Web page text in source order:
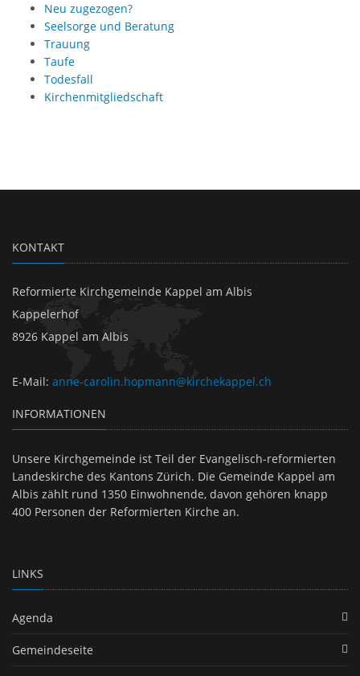
Neu zugezogen?
Seelsorge und Beratung
Trauung
Taufe
Todesfall
Kirchenmitgliedschaft
KONTAKT
Reformierte Kirchgemeinde Kappel am Albis
Kappelerhof
8926 Kappel am Albis
E-Mail: anne-carolin.hopmann@kirchekappel.ch
INFORMATIONEN
Unsere Kirchgemeinde ist Teil der Evangelisch-reformierten
Landeskirche des Kantons Zürich. Die Gemeinde Kappel am
Albis zählt rund 1350 Einwohnende, davon gehören knapp
400 Personen der Reformierten Kirche an.
LINKS
Agenda
Gemeindeseite